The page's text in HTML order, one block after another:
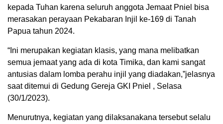
kepada Tuhan karena seluruh anggota Jemaat Pniel bisa
merasakan perayaan Pekabaran Injil ke-169 di Tanah
Papua tahun 2024.
“Ini merupakan kegiatan klasis, yang mana melibatkan
semua jemaat yang ada di kota Timika, dan kami sangat
antusias dalam lomba perahu injil yang diadakan,”jelasnya
saat ditemui di Gedung Gereja GKI Pniel , Selasa
(30/1/2023).
Menurutnya, kegiatan yang dilaksanakana tersebut selalu